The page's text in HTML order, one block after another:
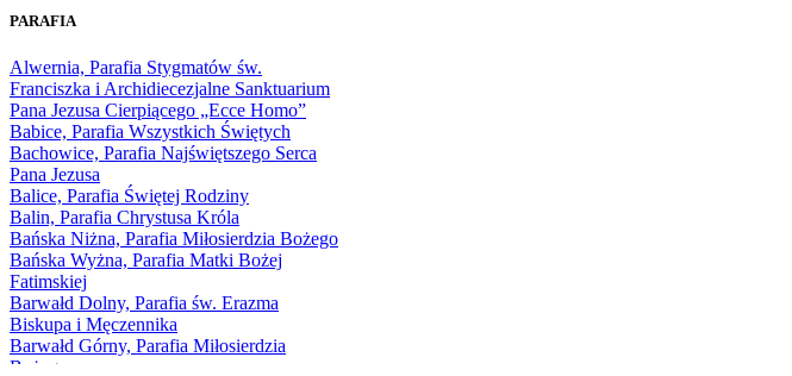
1966
1968
1969
1970
1971
1972
1973
1974
1975
1976
1977
1978
1979
1980
1981
PARAFIA
Alwernia, Parafia Stygmatów św.
Franciszka i Archidiecezjalne Sanktuarium
Pana Jezusa Cierpiącego „Ecce Homo”
Babice, Parafia Wszystkich Świętych
Bachowice, Parafia Najświętszego Serca
Pana Jezusa
Balice, Parafia Świętej Rodziny
Balin, Parafia Chrystusa Króla
Bańska Niżna, Parafia Miłosierdzia Bożego
Bańska Wyżna, Parafia Matki Bożej
Fatimskiej
Barwałd Dolny, Parafia św. Erazma
Biskupa i Męczennika
Barwałd Górny, Parafia Miłosierdzia
Bożego